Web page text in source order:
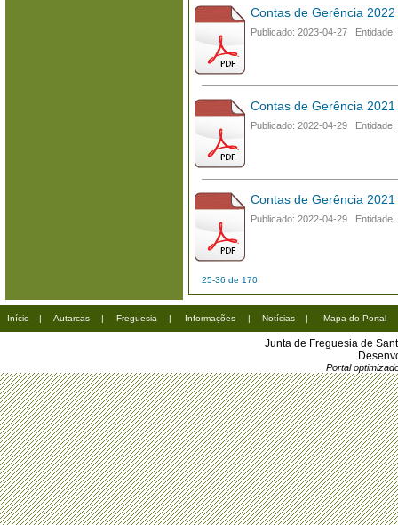
Contas de Gerência
Publicado: 2023-04-27
Contas de Gerência
Publicado: 2022-04-29
Contas de Gerência
Publicado: 2022-04-29
25-36 de 170
Início | Autarcas | Freguesia | Informações | Notícias | Mapa do Portal
Junta de Freguesia de
Portal